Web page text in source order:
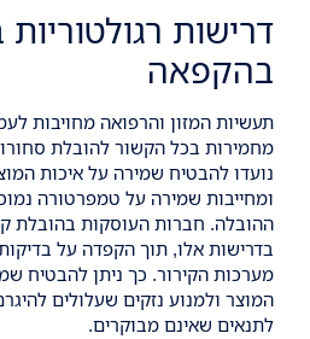
דרישות
בהקפאה
תעשיות המזון והרפואה מחויבות
מחמירות בכל הקשור להובלת
נועדו להבטיח שמירה על איכות
ומחייבות שמירה על טמפרטורה
ההובלה. חברות העוסקות בהובלת
בדרישות אלו, תוך הקפדה על
מערכות הקירור. כך ניתן להבטיח
המוצר ולמנוע נזקים שעלולים
לתנאים שאינם מבוקרים.